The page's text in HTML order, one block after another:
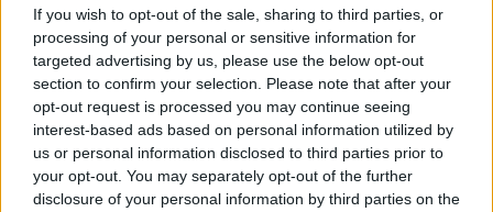
If you wish to opt-out of the sale, sharing to third parties, or
processing of your personal or sensitive information for
targeted advertising by us, please use the below opt-out
section to confirm your selection. Please note that after your
opt-out request is processed you may continue seeing
interest-based ads based on personal information utilized by
us or personal information disclosed to third parties prior to
your opt-out. You may separately opt-out of the further
disclosure of your personal information by third parties on the
fogalmazott, ezt a piacot „uralnunk kell, a saját
érdekünkben”.